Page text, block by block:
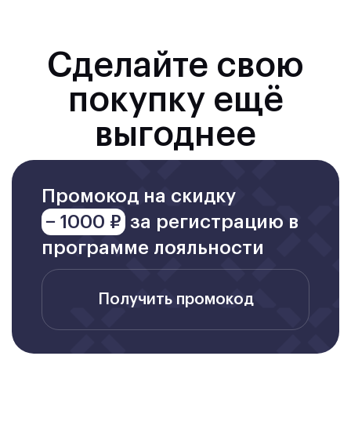
Сделайте свою
покупку ещё
выгоднее
Промокод на скидку
− 1000 ₽ за регистрацию в
программе лояльности
Получить промокод